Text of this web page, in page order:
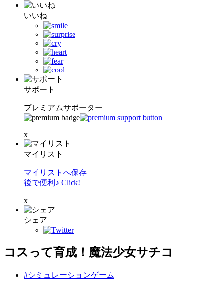
いいね
サポート
プレミアムサポーター
x
マイリスト
マイリストへ保存
後で便利♪ Click!
x
シェア
コスって育成！魔法少女サチコ
#シミュレーションゲーム